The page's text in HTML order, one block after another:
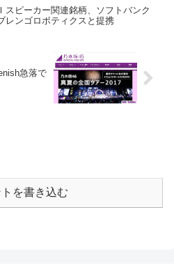
スピーカー関連銘柄、ソフトバンク
レンゴロボティクスと提携
急落で
を書き込む